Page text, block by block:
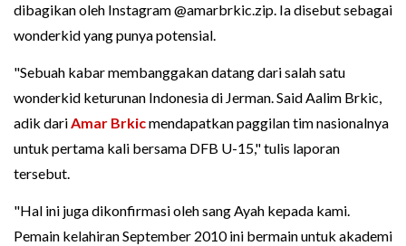
dibagikan oleh Instagram @amarbrkic.zip. Ia disebut sebagai
wonderkid yang punya potensial.
"Sebuah kabar membanggakan datang dari salah satu
wonderkid keturunan Indonesia di Jerman. Said Aalim Brkic,
adik dariAmar Brkicmendapatkan paggilan tim nasionalnya
untuk pertama kali bersama DFB U-15," tulis laporan
tersebut.
"Hal ini juga dikonfirmasi oleh sang Ayah kepada kami.
Pemain kelahiran September 2010 ini bermain untuk akademi